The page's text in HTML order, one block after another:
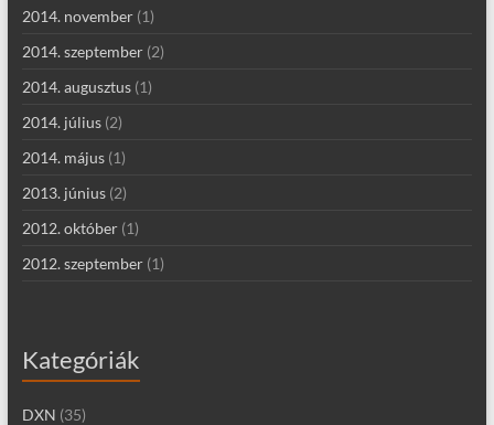
2014. november(1)
2014. szeptember(2)
2014. augusztus(1)
2014. július(2)
2014. május(1)
2013. június(2)
2012. október(1)
2012. szeptember(1)
Kategóriák
DXN (35)